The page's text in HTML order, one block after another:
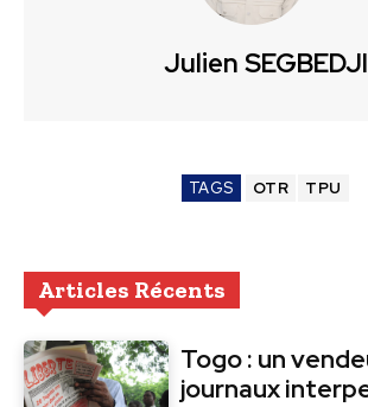
Julien SEGBEDJI
TAGS OTR TPU
Articles Récents
Togo : un
journaux